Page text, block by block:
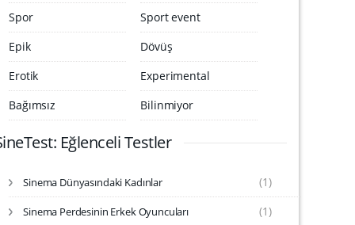
Spor
Sport event
Epik
Dövüş
Erotik
Experimental
Bağımsız
Bilinmiyor
Eğlenceli Testler
Sinema Dünyasındaki Kadınlar (1)
Sinema Perdesinin Erkek Oyuncuları (1)